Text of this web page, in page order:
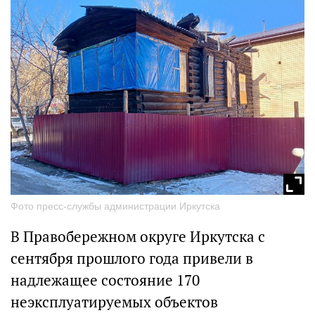
Фото пресс-службы администрации Иркутска
В Правобережном округе Иркутска с
сентября прошлого года привели в
надлежащее состояние 170
неэксплуатируемых объектов